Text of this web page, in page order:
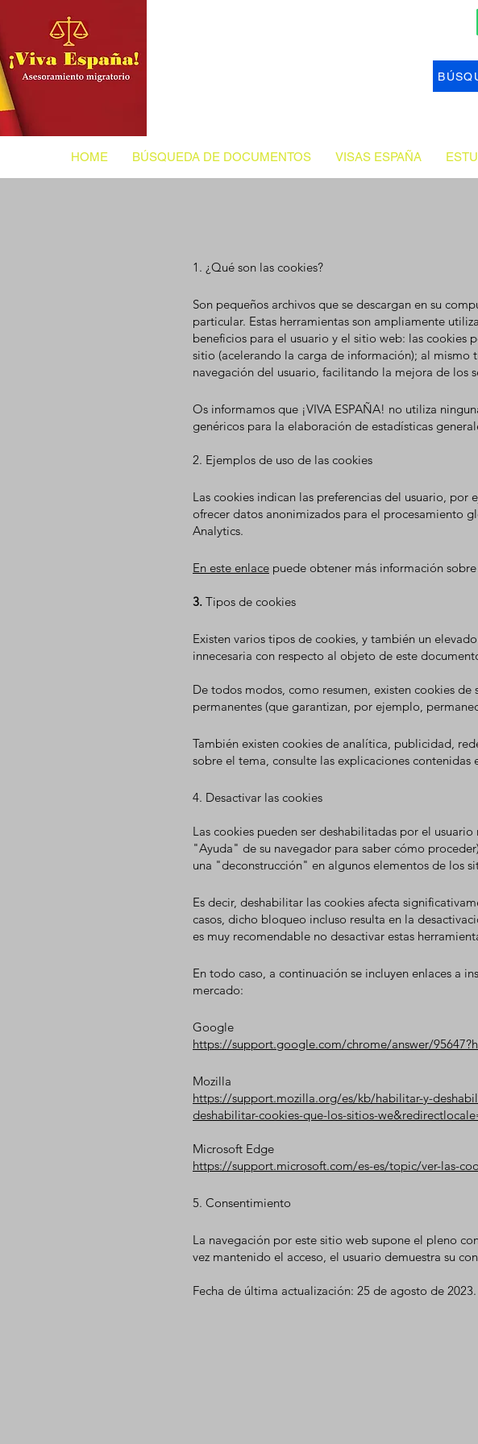
HOME BÚSQUEDA DE DOCUMENTOS VISAS ESPAÑA
1. ¿Qué son las cookies?
Son pequeños archivos que se descargan en su
particular. Estas herramientas son ampliamente
beneficios para el usuario y el sitio web: las cookies
sitio (acelerando la carga de información); al
navegación del usuario, facilitando la mejora de los
Os informamos que ¡VIVA ESPAÑA! no utiliza
genéricos para la elaboración de estadísticas
2. Ejemplos de uso de las cookies
Las cookies indican las preferencias del usuario, por
ofrecer datos anonimizados para el procesamiento
Analytics.
En este enlace puede obtener más información
​3. Tipos de cookies
Existen varios tipos de cookies, y también un
innecesaria con respecto al objeto de este
De todos modos, como resumen, existen cookies de
permanentes (que garantizan, por ejemplo,
También existen cookies de analítica, publicidad,
sobre el tema, consulte las explicaciones contenidas
4. Desactivar las cookies
Las cookies pueden ser deshabilitadas por el
"Ayuda" de su navegador para saber cómo
una "deconstrucción" en algunos elementos de los
Es decir, deshabilitar las cookies afecta
casos, dicho bloqueo incluso resulta en la
es muy recomendable no desactivar estas
En todo caso, a continuación se incluyen enlaces a
mercado:
Google
https://support.google.com/chrome/answer/
Mozilla
https://support.mozilla.org/es/kb/habilitar-y-
deshabilitar-cookies-que-los-sitios-
Microsoft Edge
https://support.microsoft.com/es-es/topic/ver-las-
5. Consentimiento
La navegación por este sitio web supone el pleno
vez mantenido el acceso, el usuario demuestra su
Fecha de última actualización: 25 de agosto de 2023.